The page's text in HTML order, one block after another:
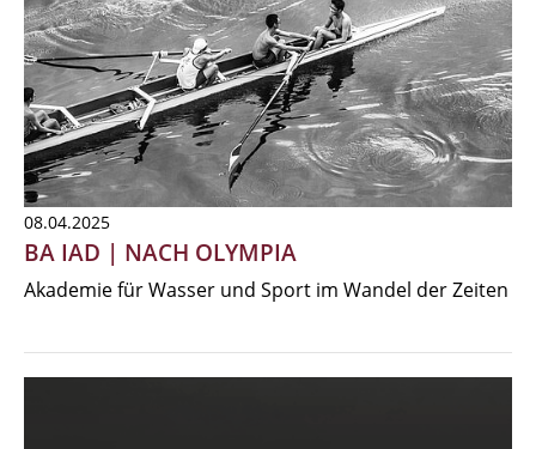
08.04.2025
BA IAD | NACH OLYMPIA
Akademie für Wasser und Sport im Wandel der Zeiten